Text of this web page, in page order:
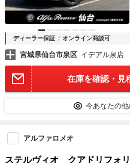
ディーラー保証 オンライン商談可
宮城県仙台市泉区
在庫を確認・見
今あなたの他
アルファロメオ
ステルヴィオ クアドリフォ